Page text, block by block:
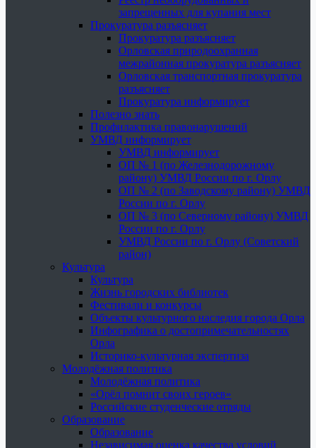
запрещенных для купания мест
Прокуратура разъясняет
Прокуратура разъясняет
Орловская природоохранная
межрайонная прокуратура разъясняет
Орловская транспортная прокуратура
разъясняет
Прокуратура информирует
Полезно знать
Профилактика правонарушений
УМВД информирует
УМВД информирует
ОП № 1 (по Железнодорожному
району) УМВД России по г. Орлу
ОП № 2 (по Заводскому району) УМВД
России по г. Орлу
ОП № 3 (по Северному району) УМВД
России по г. Орлу
УМВД России по г. Орлу (Советский
район)
Культура
Культура
Жизнь городских библиотек
Фестивали и конкурсы
Объекты культурного наследия города Орла
Инфографика о достопримечательностях
Орла
Историко-культурная экспертиза
Молодёжная политика
Молодёжная политика
«Орёл помнит своих героев»
Российские студенческие отряды
Образование
Образование
Независимая оценка качества условий